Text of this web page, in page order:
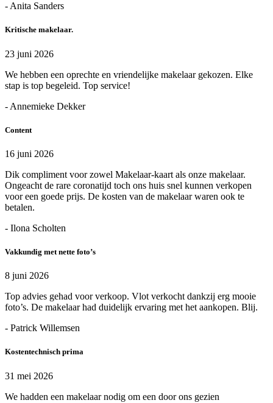
- Anita Sanders
Kritische makelaar.
23 juni 2026
We hebben een oprechte en vriendelijke makelaar gekozen. Elke
stap is top begeleid. Top service!
- Annemieke Dekker
Content
16 juni 2026
Dik compliment voor zowel Makelaar-kaart als onze makelaar.
Ongeacht de rare coronatijd toch ons huis snel kunnen verkopen
voor een goede prijs. De kosten van de makelaar waren ook te
betalen.
- Ilona Scholten
Vakkundig met nette foto’s
8 juni 2026
Top advies gehad voor verkoop. Vlot verkocht dankzij erg mooie
foto’s. De makelaar had duidelijk ervaring met het aankopen. Blij.
- Patrick Willemsen
Kostentechnisch prima
31 mei 2026
We hadden een makelaar nodig om een door ons gezien